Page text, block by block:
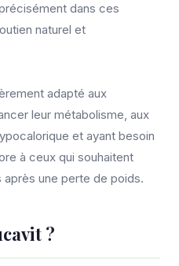
dans ces
naturel et
adapté aux
leur métabolisme, aux
et ayant besoin
à ceux qui souhaitent
une perte de poids.
?